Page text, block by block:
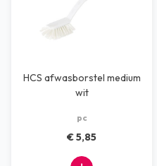
HCS afwasborstel medium
wit
pc
€ 5,85